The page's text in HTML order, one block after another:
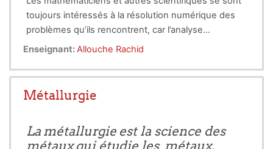
toujours intéressés à la résolution numérique des
problèmes qu’ils rencontrent, car l’analyse
mathématique classique ne pouvant résoudre tous
intégration, équations différentielles, interpolation,
résolution d’´equations non linéaires ...)
Pour un problème donné, il est possible d'utiliser
différents algorithmes. Ces algorithmes dépendent
de certains paramètres qui influent sur la précision
Enseignant:Allouche Rachid
Métallurgie
La métallurgie est la science des